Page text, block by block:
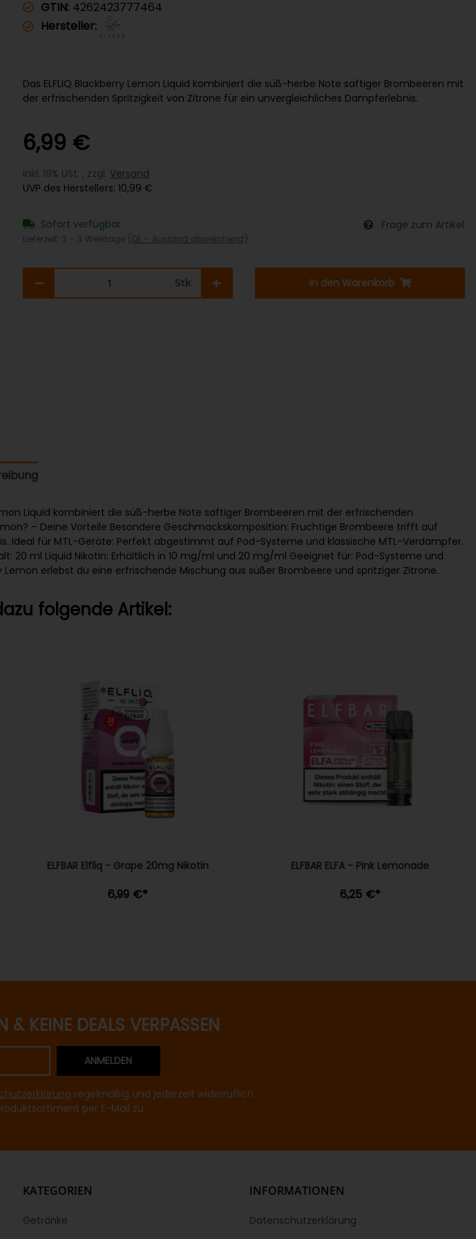
GTIN: 4262423777464
Hersteller:
Das ELFLIQ Blackberry Lemon Liquid kombiniert die süß-herbe Note saftiger Brombeeren mit
der erfrischenden Spritzigkeit von Zitrone für ein unvergleichliches Dampferlebnis.
6,99 €
inkl. 19% USt. , zzgl. Versand
UVP des Herstellers: 10,99 €
Sofort verfügbar
Lieferzeit: 2 - 3 Werktage (DE - Ausland abweichend)
Frage zum Artikel
Stk In den Warenkorb
Liquid kombiniert die süß-herbe Note saftiger Brombeeren mit der erfrischenden
– Deine Vorteile Besondere Geschmackskomposition: Fruchtige Brombeere trifft auf
für MTL-Geräte: Perfekt abgestimmt auf Pod-Systeme und klassische MTL-Verdampfer.
20 ml Liquid Nikotin: Erhältlich in 10 mg/ml und 20 mg/ml Geeignet für: Pod-Systeme und
erlebst du eine erfrischende Mischung aus süßer Brombeere und spritziger Zitrone.
folgende Artikel:
ELFBAR Elfliq - Grape 20mg Nikotin
6,99 €*
ELFBAR ELFA - Pink Lemonade
6,25 €*
& KEINE DEALS VERPASSEN
regelmäßig und jederzeit widerruflich
per E-Mail zu.
ANMELDEN
KATEGORIEN
Getränke
INFORMATIONEN
Datenschutzerklärung